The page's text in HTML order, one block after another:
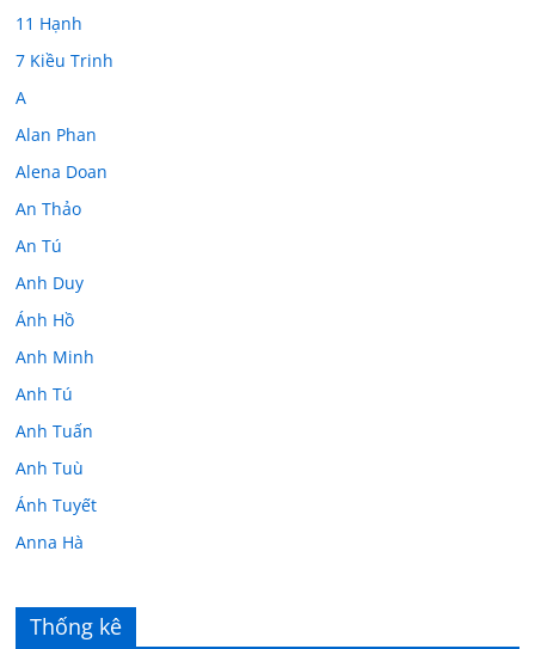
11 Hạnh
7 Kiều Trinh
A
Alan Phan
Alena Doan
An Thảo
An Tú
Anh Duy
Ánh Hồ
Anh Minh
Anh Tú
Anh Tuấn
Anh Tuù
Ánh Tuyết
Anna Hà
Âu Tú Vân
Thống kê